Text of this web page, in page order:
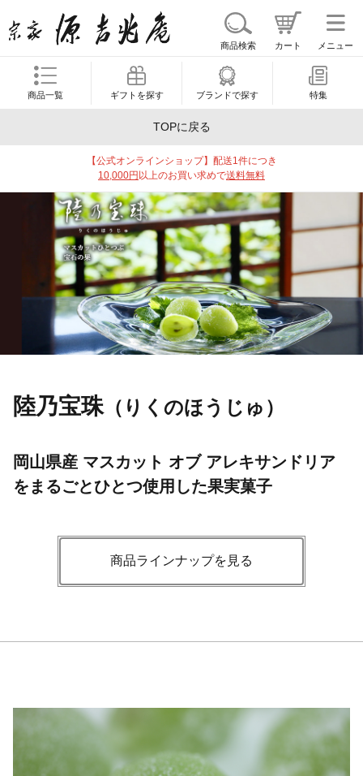
商品検索 カート メニュー
商品一覧 ギフトを探す ブランドで探す 特集
TOPに戻る
【公式オンラインショップ】配送1件につき
10,000円 以上のお買い求めで送料無料
陸乃宝珠（りくのほうじゅ）
岡山県産 マスカット オブ アレキサンドリア
をまるごとひとつ使用した果実菓子
商品ラインナップを見る